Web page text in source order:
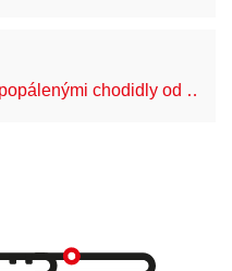
chodidly od …